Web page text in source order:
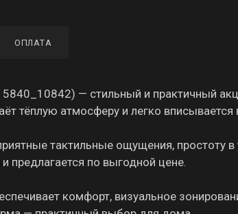
3
ОПЛАТА
— стильный и практичный
тёплую атмосферу и легко
тактильные ощущения, простоту в
предлагается по выгодной цене.
комфорт, визуальное